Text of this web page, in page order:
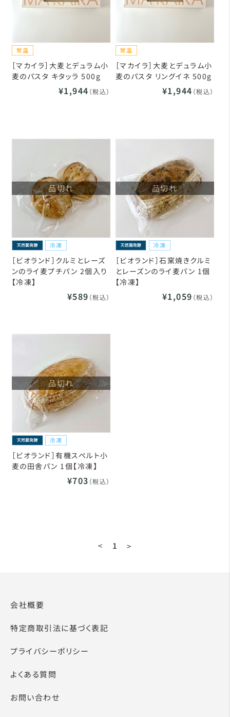
［マカイラ］大麦とデュラム小
麦のパスタ キタッラ 500g
¥1,944 （税込）
［マカイラ］大麦とデュラム小
麦のパスタ リングイネ 500g
¥1,944 （税込）
品切れ
［ビオランド］クルミとレーズ
ンのライ麦プチパン 2個入り
【冷凍】
¥589 （税込）
品切れ
［ビオランド］石窯焼きクルミ
とレーズンのライ麦パン 1個
【冷凍】
¥1,059 （税込）
品切れ
［ビオランド］有機スペルト小
麦の田舎パン 1個【冷凍】
¥703 （税込）
< 1 >
会社概要
特定商取引法に基づく表記
プライバシーポリシー
よくある質問
お問い合わせ